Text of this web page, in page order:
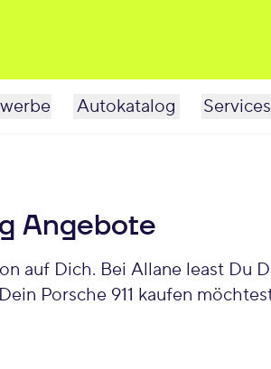
Autokatalog Services
Angebote
Porsche 911 kaufen